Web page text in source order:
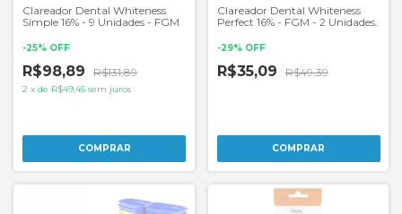
Clareador Dental Whiteness
Simple 16% - 9 Unidades - FGM
-25% OFF
R$98,89 R$131,89
2 x de R$49,45 sem juros
Clareador Dental Whiteness
Perfect 16% - FGM - 2 Unidades.
-29% OFF
R$35,09 R$49,39